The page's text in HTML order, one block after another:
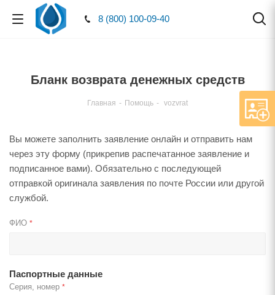
8 (800) 100-09-40
Бланк возврата денежных средств
Главная - Помощь - vozvrat
Вы можете заполнить заявление онлайн и отправить нам
через эту форму (прикрепив распечатанное заявление и
подписанное вами). Обязательно с последующей
отправкой оригинала заявления по почте России или другой
службой.
ФИО *
Паспортные данные
Серия, номер *